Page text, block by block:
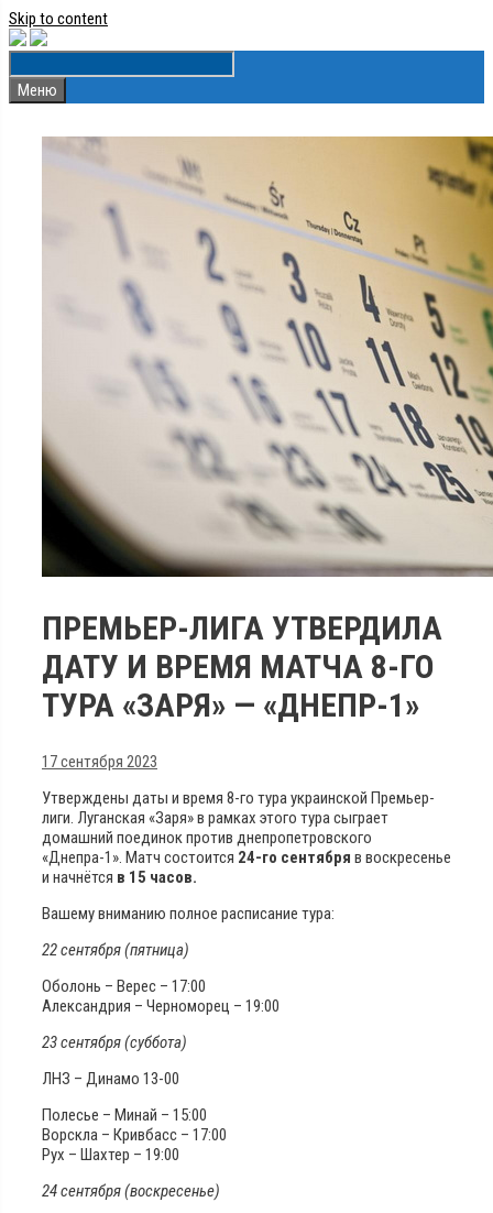
Skip to content
Меню
ПРЕМЬЕР-ЛИГА УТВЕРДИЛА
ДАТУ И ВРЕМЯ МАТЧА 8-ГО
ТУРА «ЗАРЯ» — «ДНЕПР-1»
17 сентября 2023
Утверждены даты и время 8-го тура украинской Премьер-
лиги. Луганская «Заря» в рамках этого тура сыграет
домашний поединок против днепропетровского
«Днепра-1». Матч состоится 24-го сентября в воскресенье
и начнётся в 15 часов.
Вашему вниманию полное расписание тура:
22 сентября (пятница)
Оболонь – Верес – 17:00
Александрия – Черноморец – 19:00
23 сентября (суббота)
ЛНЗ – Динамо 13-00
Полесье – Минай – 15:00
Ворскла – Кривбасс – 17:00
Рух – Шахтер – 19:00
24 сентября (воскресенье)